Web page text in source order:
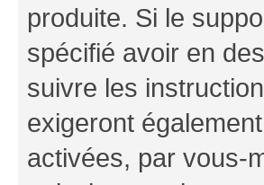
produite. Si le
spécifié avoir en
suivre les
exigeront
activées, par vous-